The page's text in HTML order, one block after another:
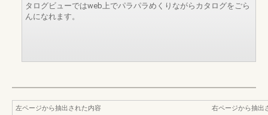
タログビューではweb上でパラパラめくりながらカタログをごら
んになれます。
左ページから抽出された内容
右ページから抽出